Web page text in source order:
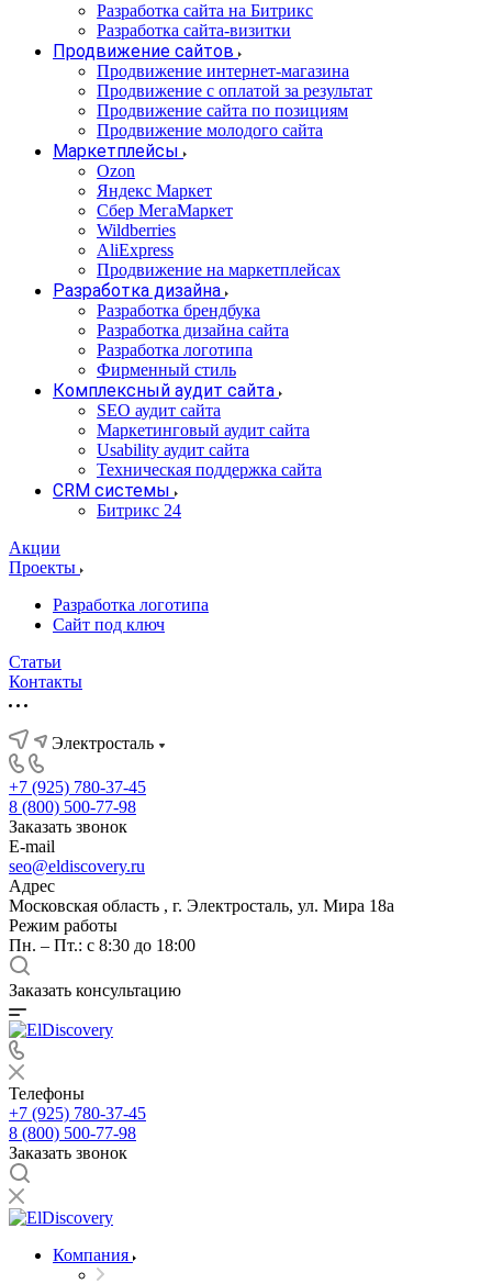
Разработка сайта на Битрикс
Разработка сайта-визитки
Продвижение сайтов
Продвижение интернет-магазина
Продвижение с оплатой за результат
Продвижение сайта по позициям
Продвижение молодого сайта
Маркетплейсы
Ozon
Яндекс Маркет
Сбер МегаМаркет
Wildberries
AliExpress
Продвижение на маркетплейсах
Разработка дизайна
Разработка брендбука
Разработка дизайна сайта
Разработка логотипа
Фирменный стиль
Комплексный аудит сайта
SEO аудит сайта
Маркетинговый аудит сайта
Usability аудит сайта
Техническая поддержка сайта
CRM системы
Битрикс 24
Акции
Проекты
Разработка логотипа
Сайт под ключ
Статьи
Контакты
Электросталь
+7 (925) 780-37-45
8 (800) 500-77-98
Заказать звонок
E-mail
seo@eldiscovery.ru
Адрес
Московская область , г. Электросталь, ул. Мира 18а
Режим работы
Пн. – Пт.: с 8:30 до 18:00
Заказать консультацию
Телефоны
+7 (925) 780-37-45
8 (800) 500-77-98
Заказать звонок
Компания